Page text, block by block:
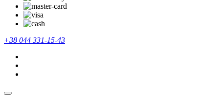
+38 044 331-15-43